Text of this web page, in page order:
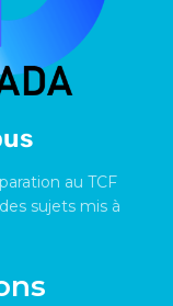
au TCF
sujets mis à